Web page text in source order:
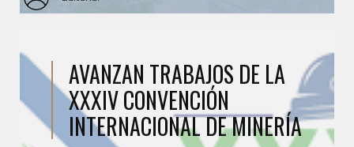
AVANZAN TRABAJOS DE LA
XXXIV CONVENCIÓN
INTERNACIONAL DE MINERÍA